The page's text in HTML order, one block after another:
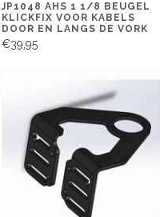
JP1048 AHS 1 1/8 BEUGEL
KLICKFIX VOOR KABELS
DOOR EN LANGS DE VORK
€39,95